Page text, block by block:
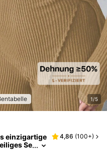
1/5
einzigartige
Se
4,86 (100+)